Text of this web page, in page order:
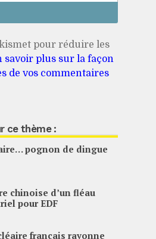
pour réduire les
savoir plus sur la façon
de vos commentaires
ce thème :
pognon de dingue
chinoise d’un fléau
pourEDF
français rayonne